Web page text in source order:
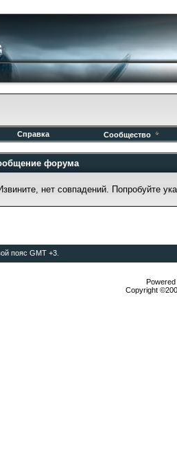
Справка Сообщество
форума
нет совпадений. Попробуйте
пояс GMT +3.
Copyright